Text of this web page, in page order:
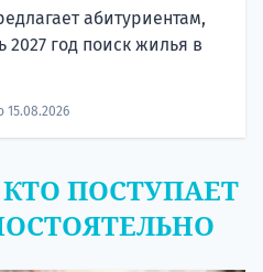
абитуриентам,
год поиск жилья в
15.08.2026
ПОСТУПАЕТ